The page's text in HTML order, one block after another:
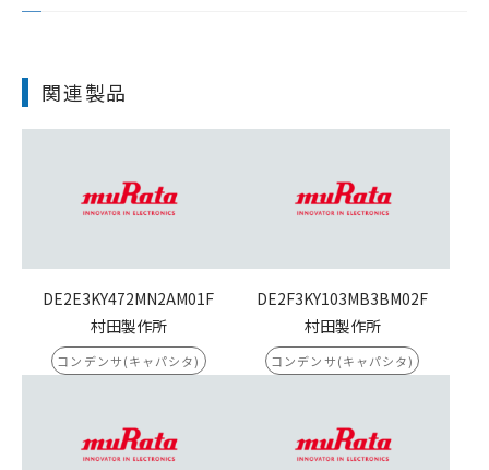
関連製品
DE2E3KY472MN2AM01F
村田製作所
コンデンサ(キャパシタ)
DE2F3KY103MB3BM02F
村田製作所
コンデンサ(キャパシタ)